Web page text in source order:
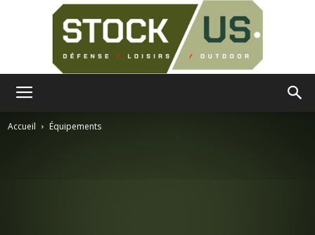
Accueil Équipements